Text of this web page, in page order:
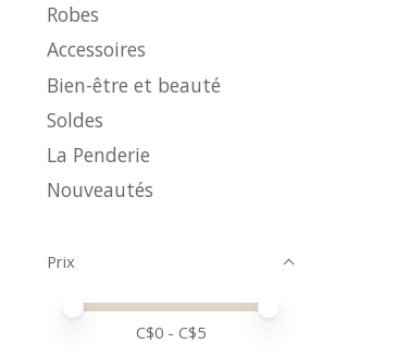
Robes
Accessoires
Bien-être et beauté
Soldes
La Penderie
Nouveautés
Prix
Prix minimum
Price maximum value
C$0 - C$5